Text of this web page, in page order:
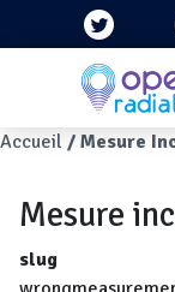
Aller au contenu
Fil d'Ariane
Accueil Mesure
Mesure
slug